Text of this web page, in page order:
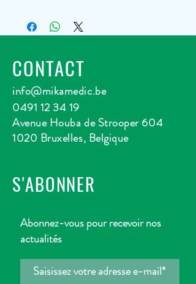
CONTACT
info@mikamedic.be
0491 12 34 19
Avenue Houba de Strooper 604
1020 Bruxelles, Belgique
S'ABONNER
Abonnez-vous pour recevoir nos
actualités